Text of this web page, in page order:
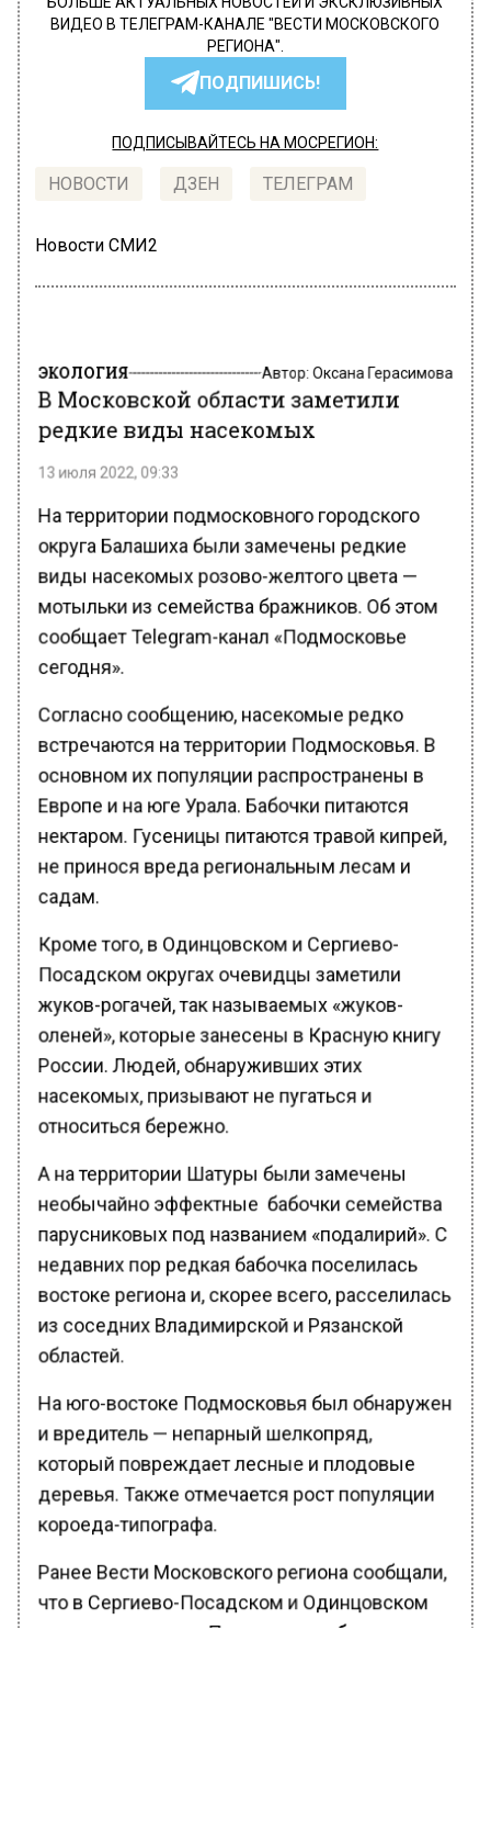
ВИДЕО В ТЕЛЕГРАМ-КАНАЛЕ "ВЕСТИ МОСКОВСКОГО
РЕГИОНА".
ПОДПИШИСЬ!
ПОДПИСЫВАЙТЕСЬ НА МОСРЕГИОН:
НОВОСТИ ДЗЕН ТЕЛЕГРАМ
Новости СМИ2
В Московской области заметили
редкие виды насекомых
На территории подмосковного городского
округа Балашиха были замечены редкие
мотыльки из семейства бражников. Об этом
сообщает Telegram-канал «Подмосковье
сегодня».
Согласно сообщению, насекомые редко
встречаются на территории Подмосковья. В
основном их популяции распространены в
Европе и на юге Урала. Бабочки питаются
нектаром. Гусеницы питаются травой кипрей,
не принося вреда региональным лесам и
садам.
Кроме того, в Одинцовском и Сергиево-
Посадском округах очевидцы заметили
жуков-рогачей, так называемых «жуков-
оленей», которые занесены в Красную книгу
России. Людей, обнаруживших этих
насекомых, призывают не пугаться и
относиться бережно.
А на территории Шатуры были замечены
необычайно эффектные бабочки семейства
парусниковых под названием «подалирий». С
недавних пор редкая бабочка поселилась
востоке региона и, скорее всего, расселилась
из соседних Владимирской и Рязанской
областей.
На юго-востоке Подмосковья был обнаружен
и вредитель — непарный шелкопряд,
который повреждает лесные и плодовые
деревья. Также отмечается рост популяции
короеда-типографа.
Ранее Вести Московского региона сообщали,
что в Сергиево-Посадском и Одинцовском